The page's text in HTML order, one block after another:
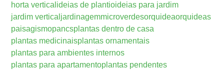
horta vertical ideias de plantioideias para jardim
jardim vertical jardinagemmicroverdesorquideaorquideas
paisagismopancsplantas dentro de casa
plantas medicinaisplantas ornamentais
plantas para ambientes internos
plantas para apartamentoplantas pendentes